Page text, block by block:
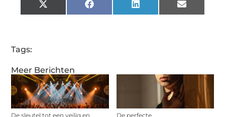
Meer Berichten
De sleutel tot een veilig en
De perfecte
X
(Twitter)
Facebook LinkedIn Email
Tags: